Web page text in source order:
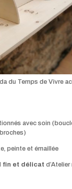
du Temps de Vivre
avec soin
peinte et émaillée
fin et délicat d’Atelier